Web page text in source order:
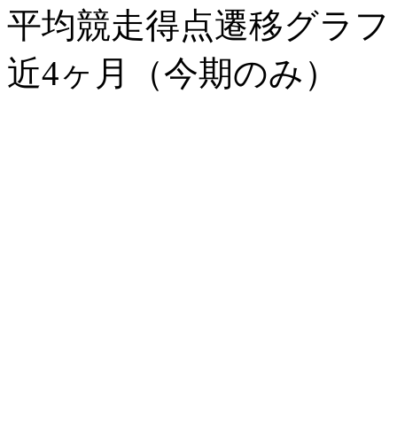
平均競走得点遷移グラ
近4ヶ月（今期のみ）